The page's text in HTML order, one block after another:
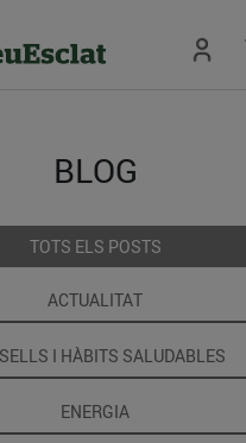
BLOG
TOTS ELS POSTS
ACTUALITAT
I HÀBITS SALUDABLES
ENERGIA